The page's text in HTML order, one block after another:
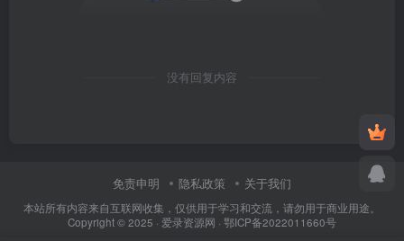
没有回复内容
免责申明 隐私政策 关于我们
本站所有内容来自互联网收集，仅供用于学习和交流，请勿用于商业用途。
Copyright © 2025 · 爱录资源网 · 鄂ICP备2022011660号